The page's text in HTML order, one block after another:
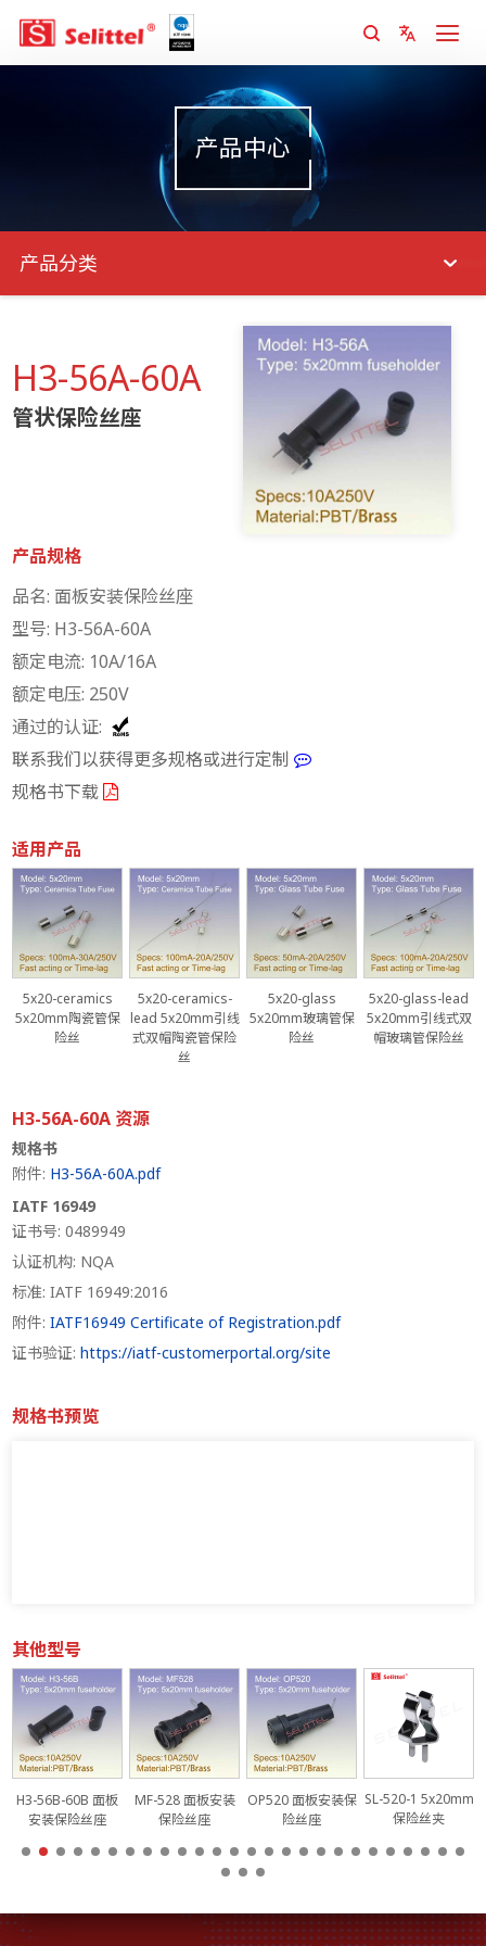
产品中心
产品分类
H3-56A-60A
管状保险丝座
产品规格
品名: 面板安装保险丝座
型号: H3-56A-60A
额定电流: 10A/16A
额定电压: 250V
通过的认证:
联系我们以获得更多规格或进行定制
规格书下载
适用产品
5x20-ceramics
5x20mm陶瓷管保
险丝
5x20-ceramics-
lead 5x20mm引线
式双帽陶瓷管保险
丝
5x20-glass
5x20mm玻璃管保
险丝
5x20-glass-lead
5x20mm引线式双
帽玻璃管保险丝
H3-56A-60A 资源
规格书
附件: H3-56A-60A.pdf
IATF 16949
证书号: 0489949
认证机构: NQA
标准: IATF 16949:2016
附件:IATF16949 Certificate of Registration.pdf
证书验证:https://iatf-customerportal.org/site
规格书预览
其他型号
H3-56B-60B 面板
安装保险丝座
MF-528 面板安装
保险丝座
OP520 面板安装保
险丝座
SL-520-1 5x20mm
保险丝夹